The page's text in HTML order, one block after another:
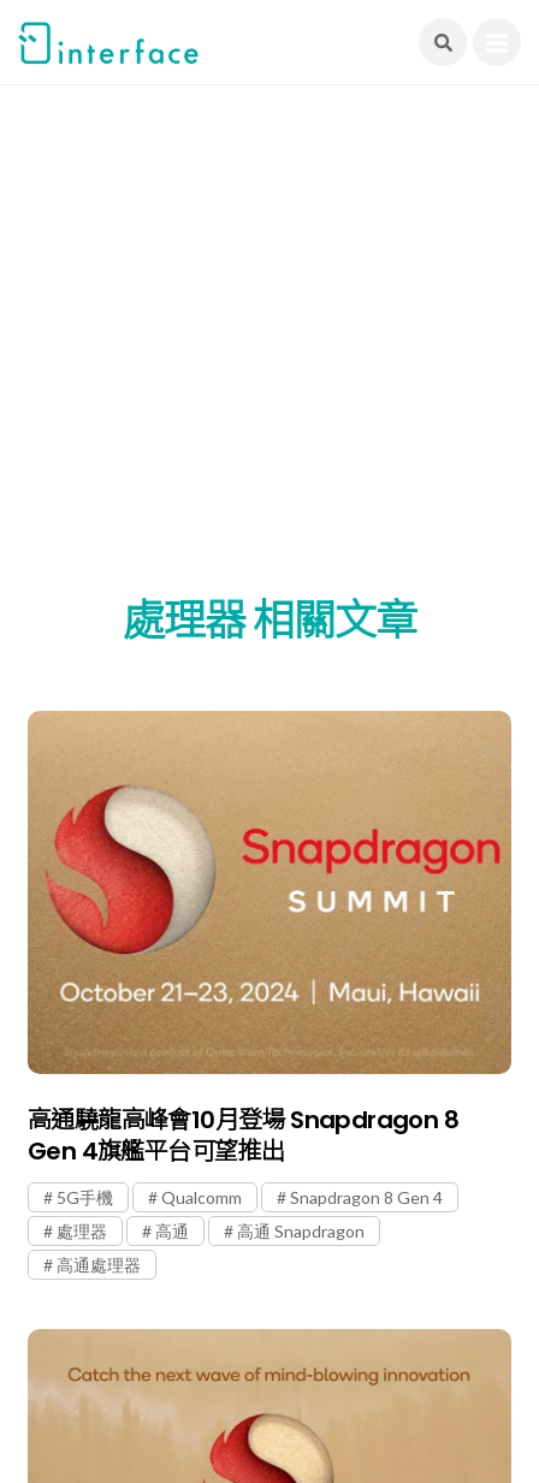
處理器 相關文章
高通驍龍高峰會10月登場 Snapdragon 8
Gen 4旗艦平台可望推出
5G手機 Qualcomm
Snapdragon 8 Gen 4
處理器
高通
高通 Snapdragon
高通處理器